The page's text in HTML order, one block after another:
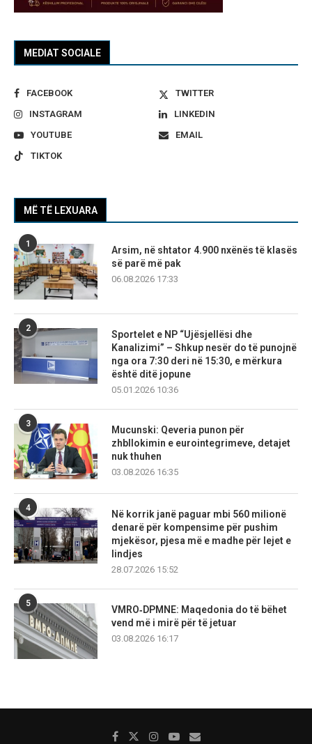
MEDIAT SOCIALE
FACEBOOK
TWITTER
INSTAGRAM
LINKEDIN
YOUTUBE
EMAIL
TIKTOK
MË TË LEXUARA
1
Arsim, në shtator 4.900 nxënës të klasës
së parë më pak
06.08.2026 17:33
2
Sportelet e NP “Ujësjellësi dhe
Kanalizimi” – Shkup nesër do të punojnë
nga ora 7:30 deri në 15:30, e mërkura
është ditë jopune
05.01.2026 10:36
3
Mucunski: Qeveria punon për
zhbllokimin e eurointegrimeve, detajet
nuk thuhen
03.08.2026 16:35
4
Në korrik janë paguar mbi 560 milionë
denarë për kompensime për pushim
mjekësor, pjesa më e madhe për lejet e
lindjes
28.07.2026 15:52
5
VMRO‑DPMNE: Maqedonia do të bëhet
vend më i mirë për të jetuar
03.08.2026 16:17